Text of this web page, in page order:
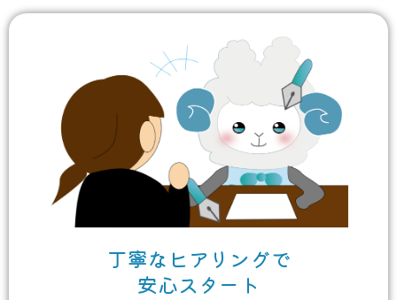
丁寧なヒアリングで
安心スタート